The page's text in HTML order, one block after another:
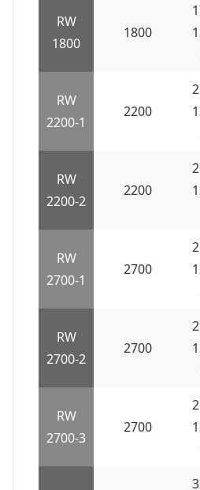
RW
1800
1800
RW
2200-1
2200
RW
2200-2
2200
RW
2700-1
2700
RW
2700-2
2700
RW
2700-3
2700